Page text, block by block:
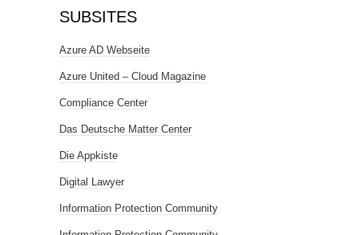
SUBSITES
Azure AD Webseite
Azure United – Cloud Magazine
Compliance Center
Das Deutsche Matter Center
Die Appkiste
Digital Lawyer
Information Protection Community